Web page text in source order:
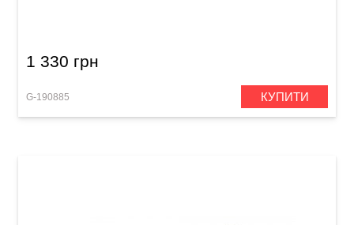
1 330 грн
G-190885 КУПИТИ